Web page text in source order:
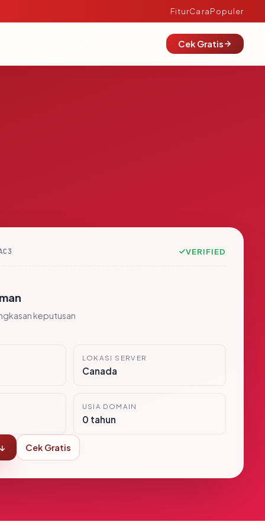
FiturCaraPopuler
Cek Gratis
VERIFIED
keputusan
LOKASI SERVER
Canada
USIA DOMAIN
0 tahun
Cek Gratis